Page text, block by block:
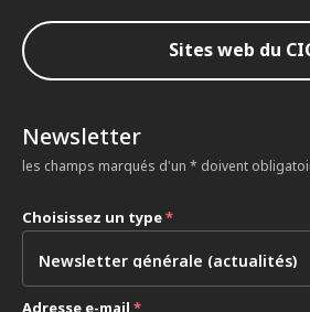
Sites web du
Newsletter
les champs marqués d'un * doivent
Choisissez un type*
Adresse e-mail *